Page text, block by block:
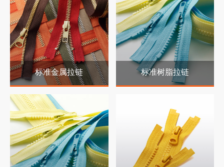
标准金属拉链 标准树脂拉链